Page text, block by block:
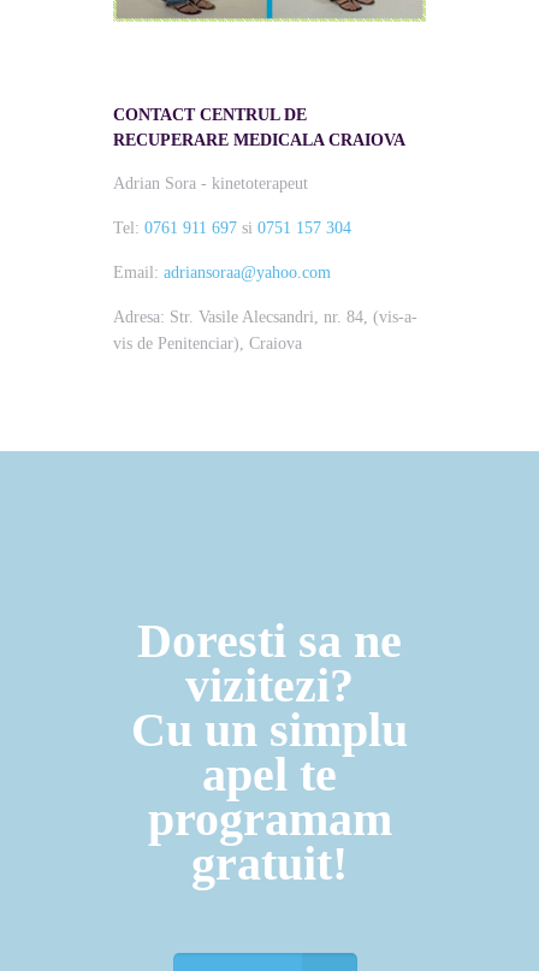
CONTACT CENTRUL DE
RECUPERARE MEDICALA CRAIOVA
Adrian Sora - kinetoterapeut
Tel: 0761 911 697 si 0751 157 304
Email: adriansoraa@yahoo.com
Adresa: Str. Vasile Alecsandri, nr. 84, (vis-a-
vis de Penitenciar), Craiova
Doresti sa ne
vizitezi?
Cu un simplu
apel te
programam
gratuit!